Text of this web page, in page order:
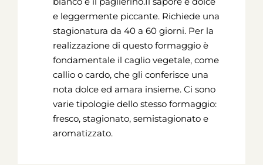
e leggermente piccante. Richiede una
stagionatura da 40 a 60 giorni. Per la
realizzazione di questo formaggio è
fondamentale il caglio vegetale, come
callio o cardo, che gli conferisce una
nota dolce ed amara insieme. Ci sono
varie tipologie dello stesso formaggio:
fresco, stagionato, semistagionato e
aromatizzato.